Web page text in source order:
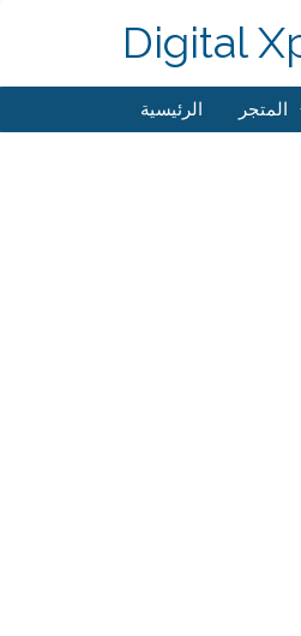
Digital
الرئيسية